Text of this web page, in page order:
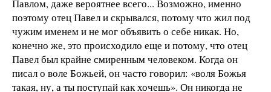
Павлом, даже вероятнее всего... Возможно, именно
поэтому отец Павел и скрывался, потому что жил под
чужим именем и не мог объявить о себе никак. Но,
конечно же, это происходило еще и потому, что отец
Павел был крайне смиренным человеком. Когда он
писал о воле Божьей, он часто говорил: «воля Божья
такая, ну, а ты поступай как хочешь». Он никогда не